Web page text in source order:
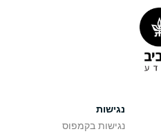
נגישות
נגישות בקמפוס